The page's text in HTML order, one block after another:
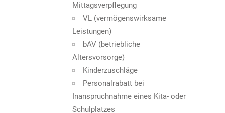
Mittagsverpflegung
VL (vermögenswirksame
Leistungen)
bAV (betriebliche
Altersvorsorge)
Kinderzuschläge
Personalrabatt bei
Inanspruchnahme eines Kita- oder
Schulplatzes